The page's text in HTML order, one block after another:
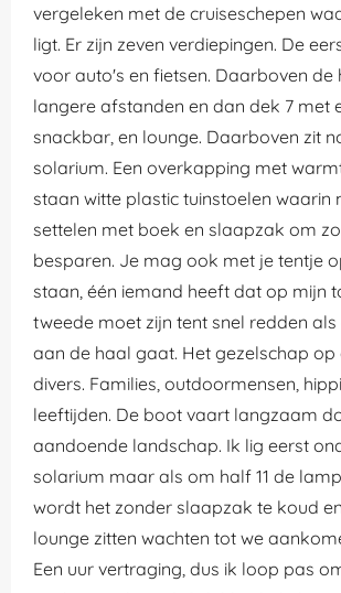
vergeleken met de cruiseschepen
ligt. Er zijn zeven verdiepingen. De
voor auto's en fietsen. Daarboven de
langere afstanden en dan dek 7 met
snackbar, en lounge. Daarboven zit
solarium. Een overkapping met
staan witte plastic tuinstoelen waarin
settelen met boek en slaapzak om
besparen. Je mag ook met je tentje
staan, één iemand heeft dat op mijn
tweede moet zijn tent snel redden
aan de haal gaat. Het gezelschap op
divers. Families, outdoormensen,
leeftijden. De boot vaart langzaam
aandoende landschap. Ik lig eerst
solarium maar als om half 11 de
wordt het zonder slaapzak te koud
lounge zitten wachten tot we
Een uur vertraging, dus ik loop pas